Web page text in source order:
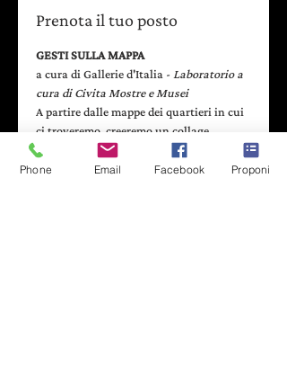
Prenota il tuo posto
GESTI SULLA MAPPA
a cura di Gallerie d'Italia - Laboratorio a
cura di Civita Mostre e Musei
A partire dalle mappe dei quartieri in cui
ci troveremo, creeremo un collage
collettivo dei gesti storici e di quelli dei
giorni nostri, grazie anche alle immagini
Phone Email Facebook Proponi